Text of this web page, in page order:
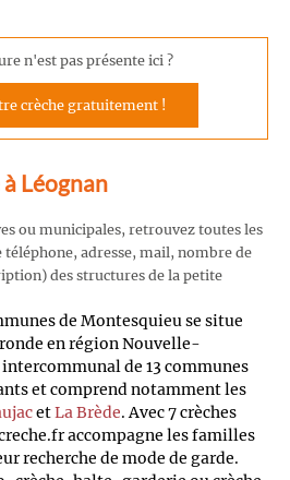
n'est pas présente ici ?
crèche gratuitement !
Léognan
ou municipales, retrouvez toutes les
adresse, mail, nombre de
des structures de la petite
de Montesquieu se situe
en région Nouvelle-
de 13 communes
et comprend notamment les
etLa Brède. Avec 7 crèches
accompagne les familles
recherche de mode de garde.